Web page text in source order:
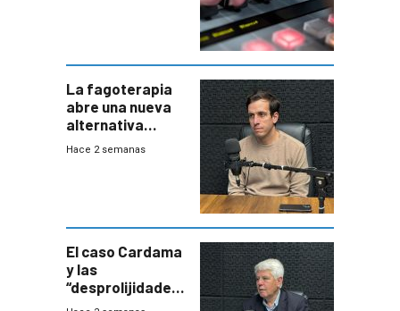
La fagoterapia
abre una nueva
alternativa
contra bacterias
innovadora
Hace 2 semanas
El caso Cardama
y las
“desprolijidades”
que la